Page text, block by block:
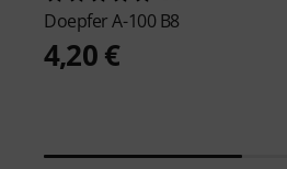
DoepferA-100 B8
4,20 €